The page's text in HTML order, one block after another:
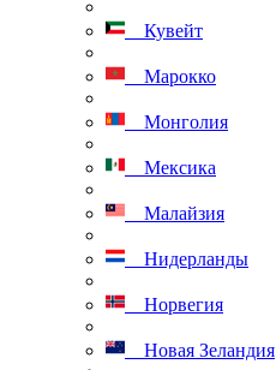
Кувейт
Марокко
Монголия
Мексика
Малайзия
Нидерланды
Норвегия
Новая Зеландия